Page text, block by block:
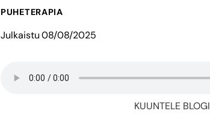
PUHETERAPIA
Julkaistu08/08/2025
KUUNTELE